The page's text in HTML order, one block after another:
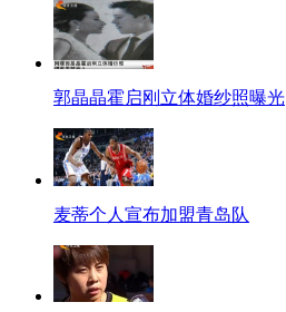
郭晶晶霍启刚立体婚纱照曝光
麦蒂个人宣布加盟青岛队